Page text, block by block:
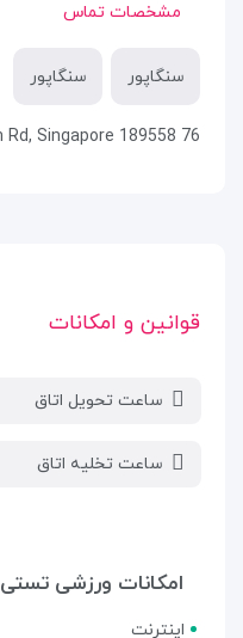
مشخصات تماس
سنگاپور سنگاپور
76 Bras Basah Rd, Singapore 189558
قوانین و امکانات
ساعت تحویل اتاق
ساعت تخلیه اتاق
امکانات ورزشی تستی
اینترنت